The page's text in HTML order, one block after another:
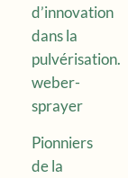
d’innovation
dans la
pulvérisation.
weber-
sprayer
Pionniers
de la